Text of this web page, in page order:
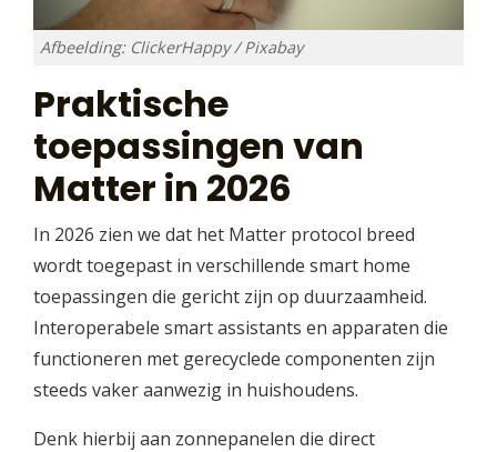
Afbeelding: ClickerHappy / Pixabay
Praktische
toepassingen van
Matter in 2026
In 2026 zien we dat het Matter protocol breed
wordt toegepast in verschillende smart home
toepassingen die gericht zijn op duurzaamheid.
Interoperabele smart assistants en apparaten die
functioneren met gerecyclede componenten zijn
steeds vaker aanwezig in huishoudens.
Denk hierbij aan zonnepanelen die direct